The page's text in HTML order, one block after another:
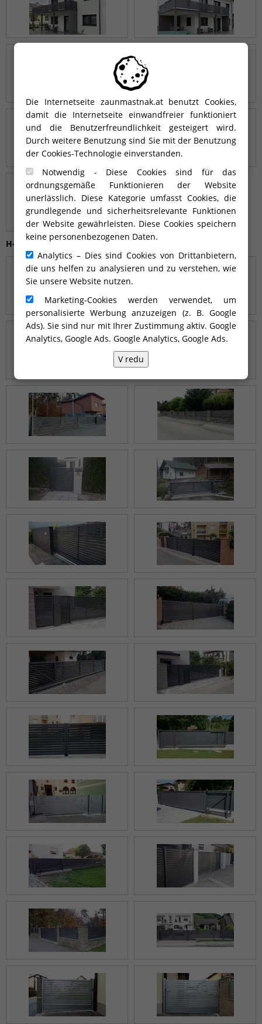
Die Internetseite zaunmastnak.at benutzt Cookies,
damit die Internetseite einwandfreier funktioniert
und die Benutzerfreundlichkeit gesteigert wird.
Durch weitere Benutzung sind Sie mit der Benutzung
der Cookies-Technologie einverstanden.
Notwendig - Diese Cookies sind für das
ordnungsgemäße Funktionieren der Website
unerlässlich. Diese Kategorie umfasst Cookies, die
grundlegende und sicherheitsrelevante Funktionen
der Website gewährleisten. Diese Cookies speichern
keine personenbezogenen Daten.
Analytics – Dies sind Cookies von Drittanbietern,
die uns helfen zu analysieren und zu verstehen, wie
Sie unsere Website nutzen.
Marketing-Cookies werden verwendet, um
personalisierte Werbung anzuzeigen (z. B. Google
Ads). Sie sind nur mit Ihrer Zustimmung aktiv. Google
Analytics, Google Ads. Google Analytics, Google Ads.
V redu
H-line ALU-CV-15-3